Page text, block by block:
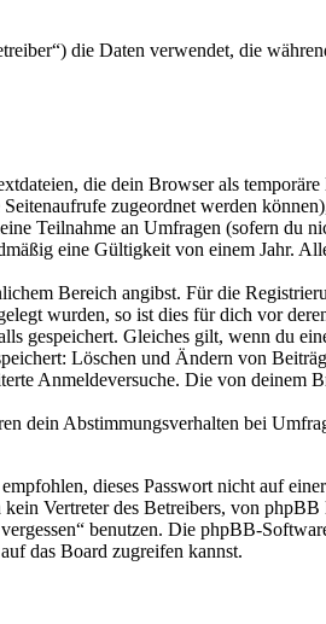
die Daten verwendet, die
die dein Browser als
zugeordnet werden
Teilnahme an Umfragen (sofern du
eine Gültigkeit von einem Jahr.
Bereich angibst. Für die
wurden, so ist dies für dich vor
gespeichert. Gleiches gilt, wenn du
Löschen und Ändern von
Anmeldeversuche. Die von deinem
dein Abstimmungsverhalten bei
dieses Passwort nicht auf
Vertreter des Betreibers, von
benutzen. Die phpBB-
das Board zugreifen kannst.